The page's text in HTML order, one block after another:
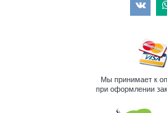
Мы принимает к
при оформлении